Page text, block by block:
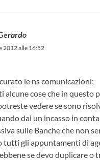
2012 alle 16:52
le ns comunicazioni;
alcune cose che in questo
vedere se sono
dai un incasso in
sulle Banche che non
tutti gli appuntamenti di
se devo duplicare o